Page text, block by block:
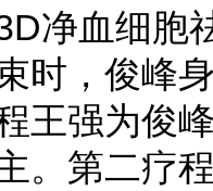
净血细胞
时，俊峰
王强为俊
。第二疗